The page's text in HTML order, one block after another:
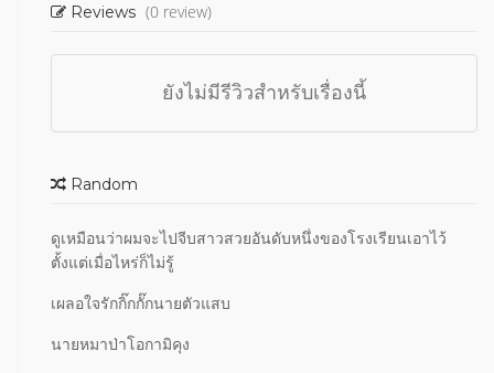
Reviews (0 review)
ยังไม่มีรีวิวสำหรับเรื่องนี้
Random
ดูเหมือนว่าผมจะไปจีบสาวสวยอันดับหนึ่งของโรงเรียนเอาไว้
ตั้งแต่เมื่อไหร่ก็ไม่รู้
เผลอใจรักกิ๊กกั๊กนายตัวแสบ
นายหมาป่าโอกามิคุง